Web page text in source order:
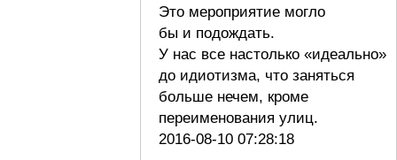
Это мероприятие могло
бы и подождать.
У нас все настолько «идеально»
до идиотизма, что заняться
больше нечем, кроме
переименования улиц.
2016-08-10 07:28:18